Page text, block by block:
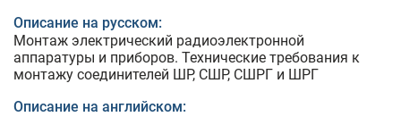
Описание на русском:
Монтаж электрический радиоэлектронной
аппаратуры и приборов. Технические требования к
монтажу соединителей ШР, СШР, СШРГ и ШРГ
Описание на английском: